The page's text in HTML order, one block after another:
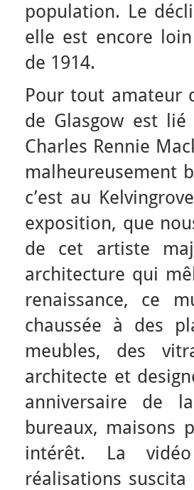
population. Le
elle est encore
de 1914.
Pour tout amateur
de Glasgow est
Charles Rennie
malheureusement
c’est au
exposition, que
de cet artiste
architecture qui
renaissance, ce
chaussée à des
meubles, des
architecte et
anniversaire de
bureaux, maisons
intérêt. La
réalisations